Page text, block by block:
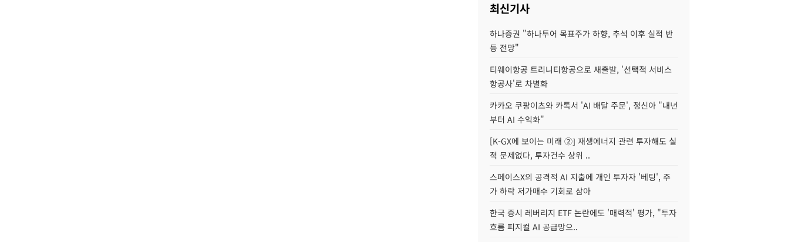
최신기사
하나증권 "하나투어 목표주가 하향, 추석 이후 실적 반
등 전망"
티웨이항공 트리니티항공으로 새출발, '선택적 서비스
항공사'로 차별화
카카오 쿠팡이츠와 카톡서 'AI 배달 주문', 정신아 "내년
부터 AI 수익화"
[K-GX에 보이는 미래 ②] 재생에너지 관련 투자해도 실
적 문제없다, 투자건수 상위 ..
스페이스X의 공격적 AI 지출에 개인 투자자 '베팅', 주
가 하락 저가매수 기회로 삼아
한국 증시 레버리지 ETF 논란에도 '매력적' 평가, "투자
흐름 피지컬 AI 공급망으..